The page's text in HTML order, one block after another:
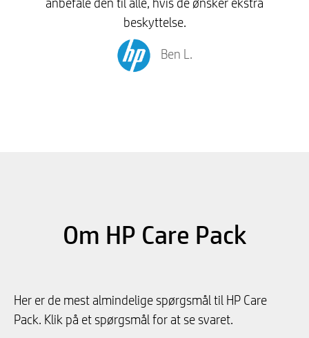
beskyttelse.
Ben L.
Om HP Care Pack
Her er de mest almindelige spørgsmål til HP Care
Pack. Klik på et spørgsmål for at se svaret.